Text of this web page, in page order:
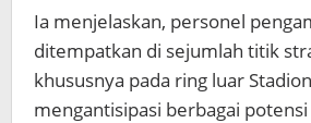
Ia menjelaskan, personel
ditempatkan di sejumlah titik
khususnya pada ring luar
mengantisipasi berbagai potensi